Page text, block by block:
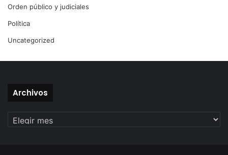
Orden público y judiciales
Política
Uncategorized
Archivos